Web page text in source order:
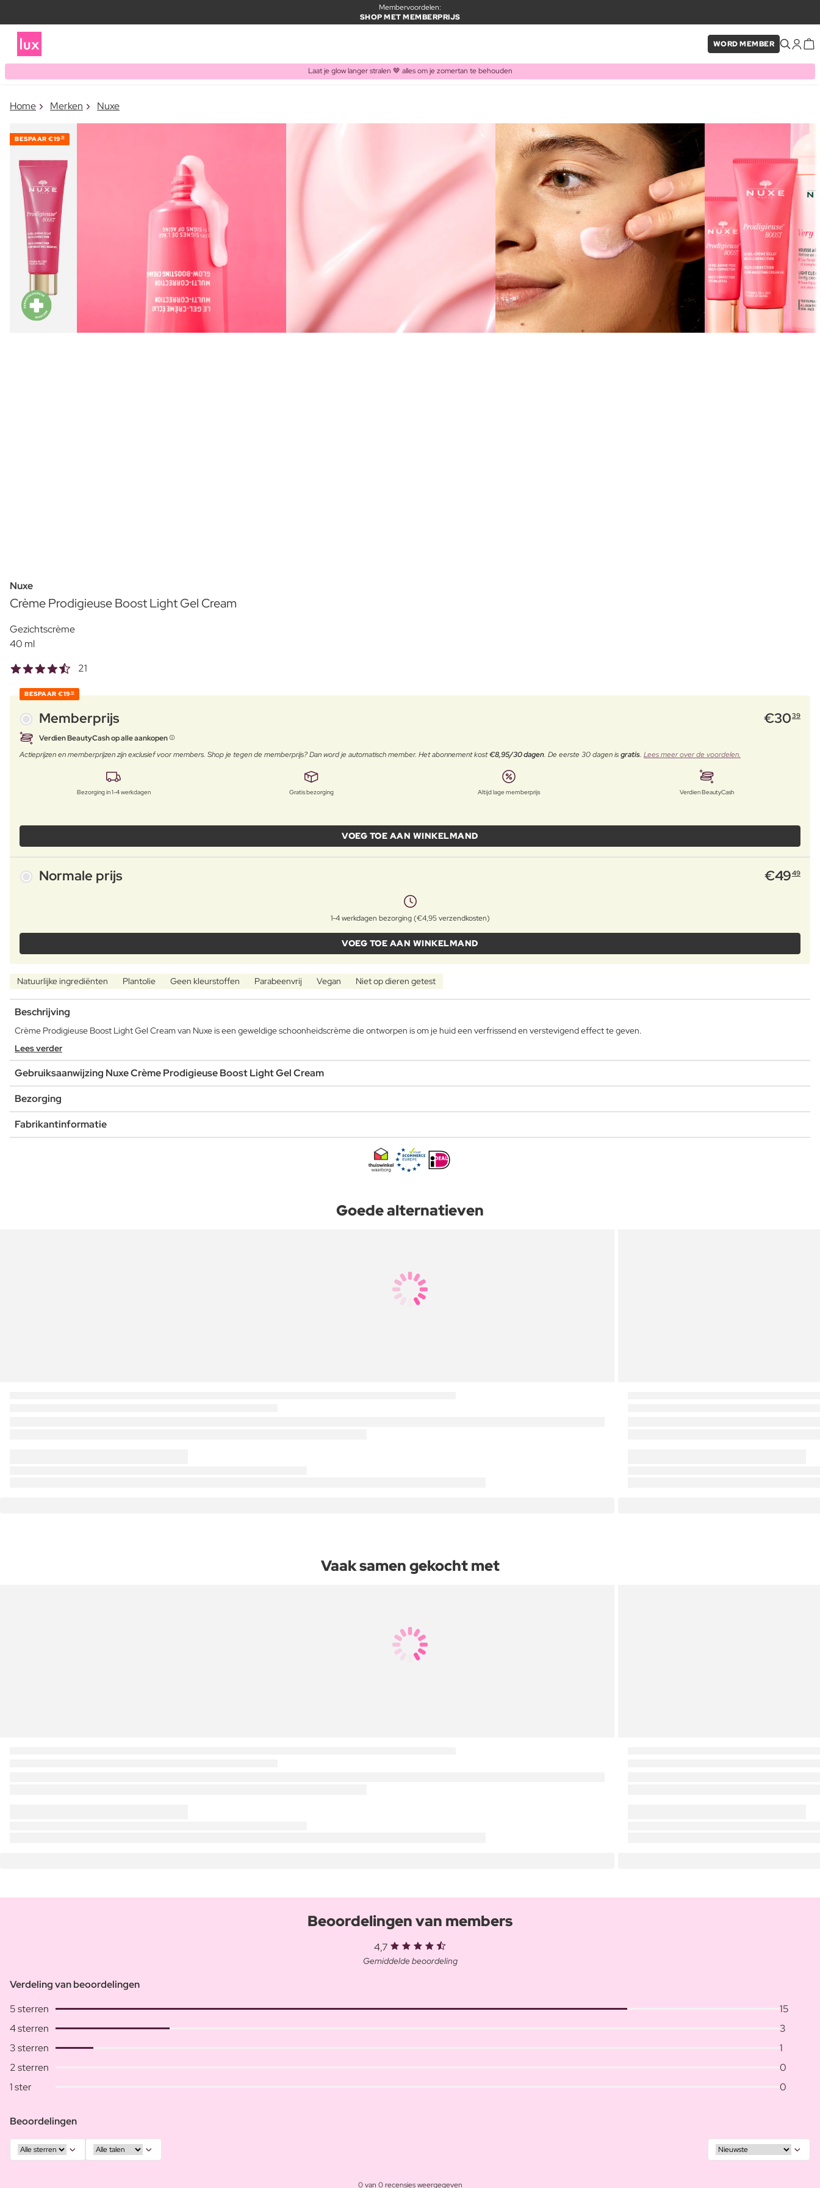
Membervoordelen:
SHOP MET MEMBERPRIJS
WORD MEMBER
Laat je glow langer stralen 🤎 alles om je zomertan te behouden
Home Merken Nuxe
BESPAAR €19 10
Nuxe
Crème Prodigieuse Boost Light Gel Cream
Gezichtscrème
40 ml
21
BESPAAR €19 10
Memberprijs €3039
Verdien BeautyCash op alle aankopen
Actieprijzen en memberprijzen zijn exclusief voor members. Shop je tegen de memberprijs? Dan word je automatisch member. Het abonnement kost€8,95/30 dagen. De eerste 30 dagen isgratis. Lees meer over de voordelen.
Bezorging in 1-4 werkdagen Gratis bezorging Altijd lage memberprijs Verdien BeautyCash
VOEG TOE AAN WINKELMAND
Normale prijs €4949
1-4 werkdagen bezorging (€4,95 verzendkosten)
VOEG TOE AAN WINKELMAND
Natuurlijke ingrediënten Plantolie Geen kleurstoffen Parabeenvrij Vegan Niet op dieren getest
Beschrijving
Crème Prodigieuse Boost Light Gel Cream van Nuxe is een geweldige schoonheidscrème die ontworpen is om je huid een verfrissend en verstevigend effect te geven.
Lees verder
Gebruiksaanwijzing Nuxe Crème Prodigieuse Boost Light Gel Cream
Bezorging
Fabrikantinformatie
Goede alternatieven
Vaak samen gekocht met
Beoordelingen van members
4,7
Gemiddelde beoordeling
Verdeling van beoordelingen
5 sterren
15
4 sterren
3
3 sterren
1
2 sterren
0
1 ster
0
Beoordelingen
0 van 0 recensies weergegeven